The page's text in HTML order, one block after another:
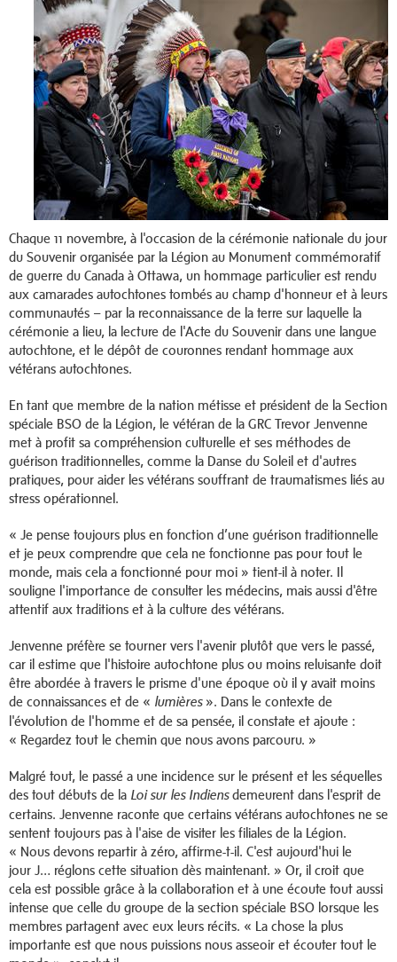
Chaque 11 novembre, à l'occasion de la cérémonie nationale du jour
du Souvenir organisée par la Légion au Monument commémoratif
de guerre du Canada à Ottawa, un hommage particulier est rendu
aux camarades autochtones tombés au champ d'honneur et à leurs
communautés – par la reconnaissance de la terre sur laquelle la
cérémonie a lieu, la lecture de l'Acte du Souvenir dans une langue
autochtone, et le dépôt de couronnes rendant hommage aux
vétérans autochtones.
En tant que membre de la nation métisse et président de la Section
spéciale BSO de la Légion, le vétéran de la GRC Trevor Jenvenne
met à profit sa compréhension culturelle et ses méthodes de
guérison traditionnelles, comme la Danse du Soleil et d'autres
pratiques, pour aider les vétérans souffrant de traumatismes liés au
stress opérationnel.
« Je pense toujours plus en fonction d’une guérison traditionnelle
et je peux comprendre que cela ne fonctionne pas pour tout le
monde, mais cela a fonctionné pour moi » tient-il à noter. Il
souligne l'importance de consulter les médecins, mais aussi d'être
attentif aux traditions et à la culture des vétérans.
Jenvenne préfère se tourner vers l'avenir plutôt que vers le passé,
car il estime que l'histoire autochtone plus ou moins reluisante doit
être abordée à travers le prisme d'une époque où il y avait moins
de connaissances et de « lumières». Dans le contexte de
l'évolution de l'homme et de sa pensée, il constate et ajoute :
« Regardez tout le chemin que nous avons parcouru. »
Malgré tout, le passé a une incidence sur le présent et les séquelles
des tout débuts de la Loi sur les Indiensdemeurent dans l'esprit de
certains. Jenvenne raconte que certains vétérans autochtones ne se
sentent toujours pas à l'aise de visiter les filiales de la Légion.
« Nous devons repartir à zéro, affirme-t-il. C'est aujourd'hui le
jour J… réglons cette situation dès maintenant. » Or, il croit que
cela est possible grâce à la collaboration et à une écoute tout aussi
intense que celle du groupe de la section spéciale BSO lorsque les
membres partagent avec eux leurs récits. « La chose la plus
importante est que nous puissions nous asseoir et écouter tout le